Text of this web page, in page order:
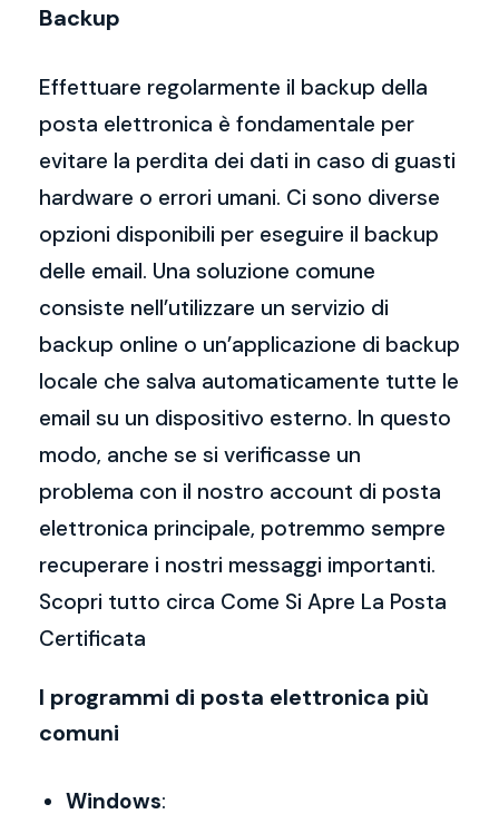
Backup
Effettuare regolarmente il backup della
posta elettronica è fondamentale per
evitare la perdita dei dati in caso di guasti
hardware o errori umani. Ci sono diverse
opzioni disponibili per eseguire il backup
delle email. Una soluzione comune
consiste nell’utilizzare un servizio di
backup online o un’applicazione di backup
locale che salva automaticamente tutte le
email su un dispositivo esterno. In questo
modo, anche se si verificasse un
problema con il nostro account di posta
elettronica principale, potremmo sempre
recuperare i nostri messaggi importanti.
Scopri tutto circa Come Si Apre La Posta
Certificata
I programmi di posta elettronica più
comuni
Windows: